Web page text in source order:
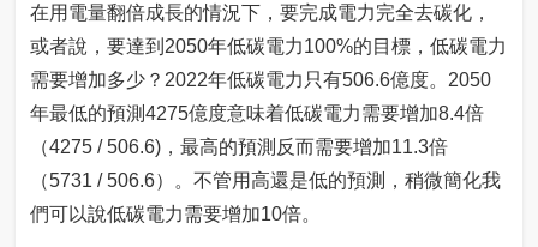
在用電量翻倍成長的情況下，要完成電力完全去碳化，
或者說，要達到2050年低碳電力100%的目標，低碳電力
需要增加多少？2022年低碳電力只有506.6億度。2050
年最低的預測4275億度意味着低碳電力需要增加8.4倍
（4275 / 506.6)，最高的預測反而需要增加11.3倍
（5731 / 506.6）。不管用高還是低的預測，稍微簡化我
們可以說低碳電力需要增加10倍。